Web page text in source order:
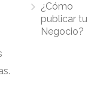
¿Cómo
publicar tu
Negocio?